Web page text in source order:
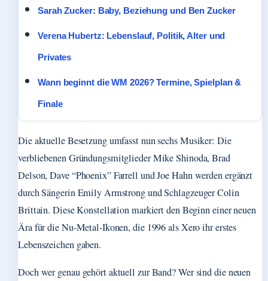
Sarah Zucker: Baby, Beziehung und Ben Zucker
Verena Hubertz: Lebenslauf, Politik, Alter und
Privates
Wann beginnt die WM 2026? Termine, Spielplan &
Finale
Die aktuelle Besetzung umfasst nun sechs Musiker: Die
verbliebenen Gründungsmitglieder Mike Shinoda, Brad
Delson, Dave “Phoenix” Farrell und Joe Hahn werden ergänzt
durch Sängerin Emily Armstrong und Schlagzeuger Colin
Brittain. Diese Konstellation markiert den Beginn einer neuen
Ära für die Nu-Metal-Ikonen, die 1996 als Xero ihr erstes
Lebenszeichen gaben.
Doch wer genau gehört aktuell zur Band? Wer sind die neuen